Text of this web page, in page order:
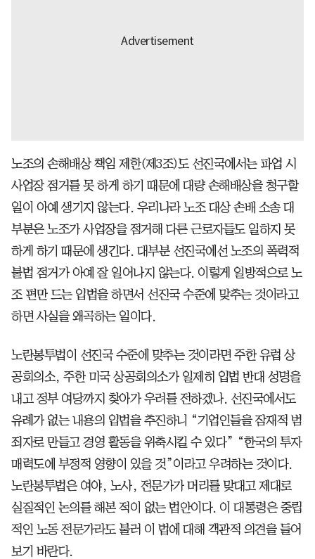
노조의 손해배상 책임 제한(제3조)도 선진국에서는 파업 시
사업장 점거를 못 하게 하기 때문에 대량 손해배상을 청구할
일이 아예 생기지 않는다. 우리나라 노조 대상 손배 소송 대
부분은 노조가 사업장을 점거해 다른 근로자들도 일하지 못
하게 하기 때문에 생긴다. 대부분 선진국에선 노조의 폭력적
불법 점거가 아예 잘 일어나지 않는다. 이렇게 일방적으로 노
조 편만 드는 입법을 하면서 선진국 수준에 맞추는 것이라고
하면 사실을 왜곡하는 일이다.
노란봉투법이 선진국 수준에 맞추는 것이라면 주한 유럽 상
공회의소, 주한 미국 상공회의소가 일제히 입법 반대 성명을
내고 정부 여당까지 찾아가 우려를 전하겠나. 선진국에서도
유례가 없는 내용의 입법을 추진하니 “기업인들을 잠재적 범
죄자로 만들고 경영 활동을 위축시킬 수 있다” “한국의 투자
매력도에 부정적 영향이 있을 것”이라고 우려하는 것이다.
노란봉투법은 여야, 노사, 전문가가 머리를 맞대고 제대로
실질적인 논의를 해본 적이 없는 법안이다. 이 대통령은 중립
적인 노동 전문가라도 불러 이 법에 대해 객관적 의견을 들어
보기 바란다.